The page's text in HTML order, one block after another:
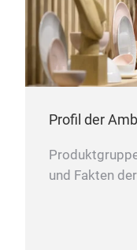
Profil der
und Fakten